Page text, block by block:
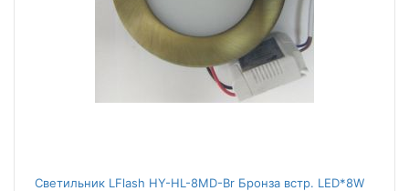
Светильник LFlash HY-HL-8MD-Br Бронза встр. LED*8W